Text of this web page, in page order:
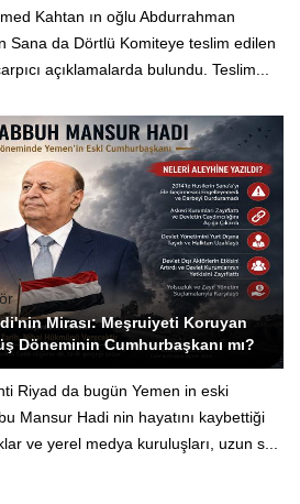
Kahtan ın oğlu Abdurrahman
Sana da Dörtlü Komiteye teslim edilen
açıklamalarda bulundu. Teslim...
Mirası: Meşruiyeti Koruyan
Döneminin Cumhurbaşkanı mı?
Riyad da bugün Yemen in eski
Mansur Hadi nin hayatını kaybettiği
ve yerel medya kuruluşları, uzun s...